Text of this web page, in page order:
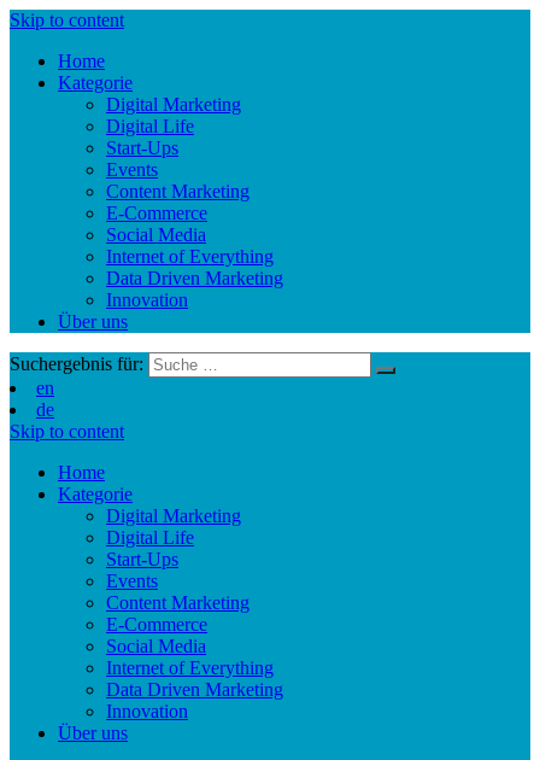
Skip to content
Home
Kategorie
Digital Marketing
Digital Life
Start-Ups
Events
Content Marketing
E-Commerce
Social Media
Internet of Everything
Data Driven Marketing
Innovation
Über uns
Suchergebnis für:
en
de
Skip to content
Home
Kategorie
Digital Marketing
Digital Life
Start-Ups
Events
Content Marketing
E-Commerce
Social Media
Internet of Everything
Data Driven Marketing
Innovation
Über uns